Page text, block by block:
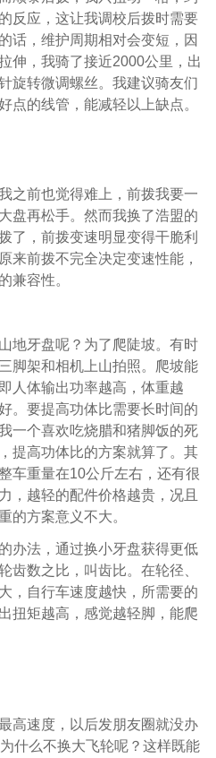
反应，这让我调校后拨时需要
话，维护周期相对会变短，因
伸，我骑了接近2000公里，出
旋转微调螺丝。我建议骑友们
点的线管，能减轻以上缺点。
之前也觉得难上，前拨我要一
盘再松手。然而我换了浩盟的
了，前拨变速明显变得干脆利
来前拨不完全决定变速性能，
兼容性。
地牙盘呢？为了爬陡坡。有时
脚架和相机上山拍照。爬坡能
人体输出功率越高，体重越
。要提高功体比需要长时间的
一个喜欢吃烧腊和猪脚饭的死
提高功体比的方案就算了。其
车重量在10公斤左右，还有很
，越轻的配件价格越贵，况且
的方案意义不大。
办法，通过换小牙盘获得更低
齿数之比，叫齿比。在轮径、
，自行车速度越快，所需要的
扭矩越高，感觉越轻脚，能爬
高速度，以后发朋友圈就没办
什么不换大飞轮呢？这样既能